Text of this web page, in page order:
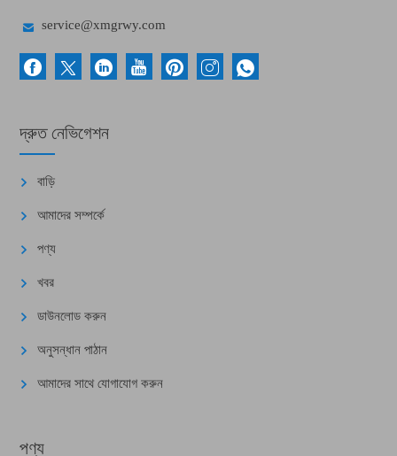
 service@xmgrwy.com
দ্রুত নেভিগেশন
বাড়ি
আমাদের সম্পর্কে
পণ্য
খবর
ডাউনলোড করুন
অনুসন্ধান পাঠান
আমাদের সাথে যোগাযোগ করুন
পণ্য